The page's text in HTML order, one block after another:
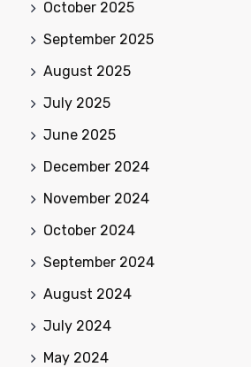
October 2025
September 2025
August 2025
July 2025
June 2025
December 2024
November 2024
October 2024
September 2024
August 2024
July 2024
May 2024